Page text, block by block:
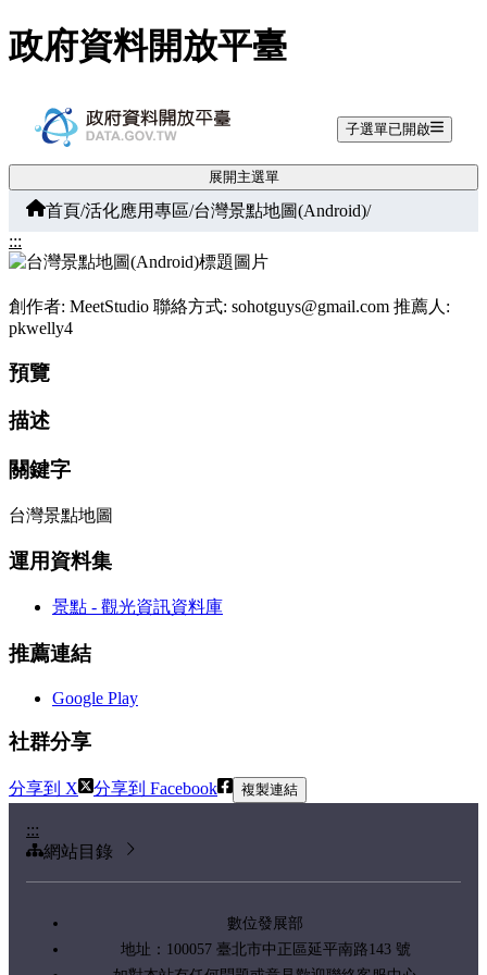
跳至主要內容
政府資料開放平臺
子選單已開啟
展開主選單
首頁/活化應用專區/台灣景點地圖(Android)/
:::
創作者: MeetStudio 聯絡方式: sohotguys@gmail.com 推薦人:
pkwelly4
預覽
描述
關鍵字
台灣景點地圖
運用資料集
景點 - 觀光資訊資料庫
推薦連結
Google Play
社群分享
分享到 X 分享到 Facebook 複製連結
:::
網站目錄
數位發展部
地址：100057 臺北市中正區延平南路143 號